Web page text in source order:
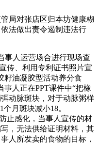
局对张店区归本坊健康糊
法做出责令遏制违法行
人运营场合进行现场查
传、利用专利证书照片宣
籽油凝胶型活动养分食
人正在PPT课件中“把橡
动脉斑块，对于动脉粥样
月斑块减小18。
止感化，当事人宣传的材
，无法供给证明材料，其
人所发卖的食物的目标，